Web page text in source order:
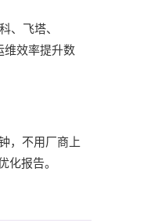
、飞塔、
维效率提升数
，不用厂商上
报告。